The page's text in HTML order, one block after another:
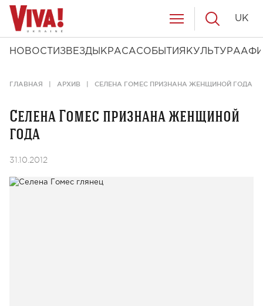
НОВОСТИ ЗВЕЗДЫ КРАСАСОБЫТИЯ КУЛЬТУРА
UK
ГЛАВНАЯ АРХИВ СЕЛЕНА ГОМЕС ПРИЗНАНА ЖЕНЩИНОЙ ГОДА
Селена Гомес признана женщиной
года
31.10.2012